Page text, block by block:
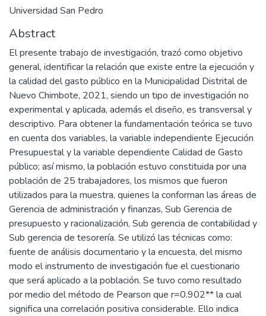
Universidad San Pedro
Abstract
El presente trabajo de investigación, trazó como objetivo
general, identificar la relación que existe entre la ejecución y
la calidad del gasto público en la Municipalidad Distrital de
Nuevo Chimbote, 2021, siendo un tipo de investigación no
experimental y aplicada, además el diseño, es transversal y
descriptivo. Para obtener la fundamentación teórica se tuvo
en cuenta dos variables, la variable independiente Ejecución
Presupuestal y la variable dependiente Calidad de Gasto
público; así mismo, la población estuvo constituida por una
población de 25 trabajadores, los mismos que fueron
utilizados para la muestra, quienes la conforman las áreas de
Gerencia de administración y finanzas, Sub Gerencia de
presupuesto y racionalización, Sub gerencia de contabilidad y
Sub gerencia de tesorería. Se utilizó las técnicas como:
fuente de análisis documentario y la encuesta, del mismo
modo el instrumento de investigación fue el cuestionario
que será aplicado a la población. Se tuvo como resultado
por medio del método de Pearson que r=0.902** la cual
significa una correlación positiva considerable. Ello indica